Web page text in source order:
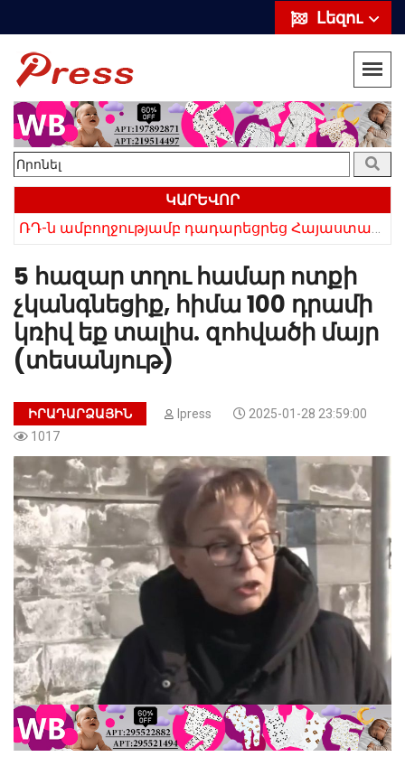
Լեզու
ԿԱՐԵՎՈՐ
5 հազար տղու համար ոտքի
չկանգնեցիք, հիմա 100 դրամի
կռիվ եք տալիս. զոհվածի մայր
(տեսանյութ)
ԻՐԱԴԱՐՁԱՅԻՆ Ipress
2025-01-28 23:59:00
1017